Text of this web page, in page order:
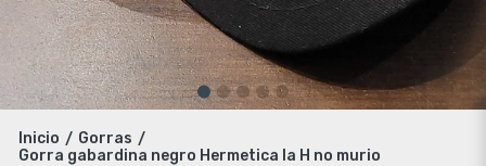
Inicio / Gorras /
Gorra gabardina negro Hermetica la H no murio